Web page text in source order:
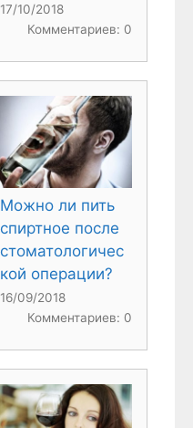
17/10/2018
Комментариев: 0
Можно ли пить
спиртное после
стоматологичес
кой операции?
16/09/2018
Комментариев: 0